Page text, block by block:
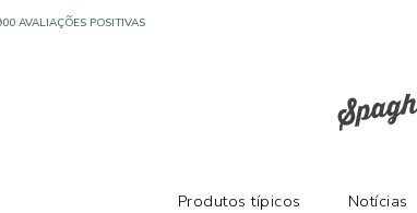
DE EXCELENTES FABRICANTES
Produtos típicos Notícias